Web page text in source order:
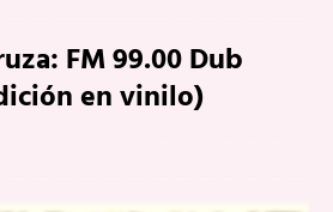
FM 99.00 Dub
en vinilo)